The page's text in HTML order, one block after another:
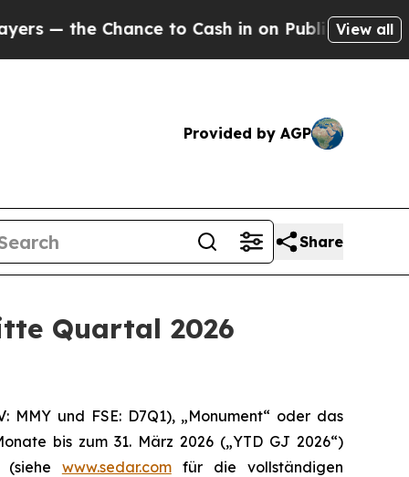
to Cash in on Publicly Owned oilFiveView all
Provided by AGP
Share
Quartal 2026
MMY und FSE: D7Q1), „Monument“ oder das
bis zum 31. März 2026 („YTD GJ 2026“)
(siehe www.sedar.comfür die vollständigen